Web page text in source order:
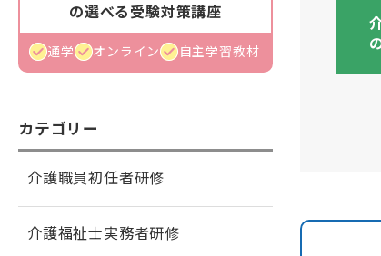
の選べる受験対策講座
通学 オンライン 自主学習教材
カテゴリー
介護職員初任者研修
介護福祉士実務者研修